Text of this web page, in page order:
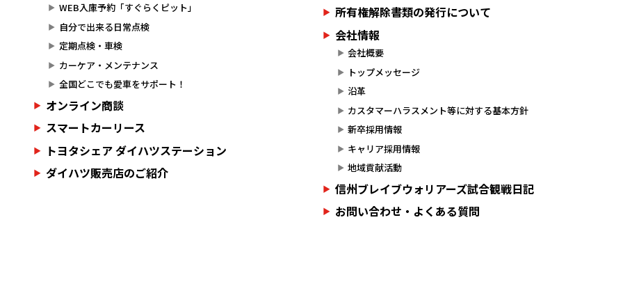
WEB入庫予約「すぐらくピット」
自分で出来る日常点検
定期点検・車検
カーケア・メンテナンス
全国どこでも愛車をサポート！
オンライン商談
スマートカーリース
トヨタシェア ダイハツステーション
ダイハツ販売店のご紹介
所有権解除書類の発行について
会社情報
会社概要
トップメッセージ
沿革
カスタマーハラスメント等に対する基本方針
新卒採用情報
キャリア採用情報
地域貢献活動
信州ブレイブウォリアーズ試合観戦日記
お問い合わせ・よくある質問